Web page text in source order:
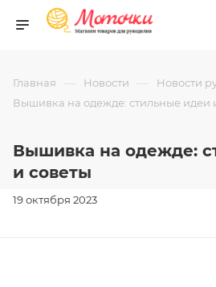
Главная — Новости — Новости
Вышивка на одежде: стильные идеи
Вышивка на одежде:
и советы
19 октября 2023